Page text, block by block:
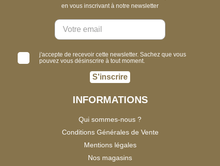
en vous inscrivant à notre newsletter
j'accepte de recevoir cette newsletter. Sachez que vous
pouvez vous désinscrire à tout moment.
S'inscrire
INFORMATIONS
Qui sommes-nous ?
Conditions Générales de Vente
Mentions légales
Nos magasins